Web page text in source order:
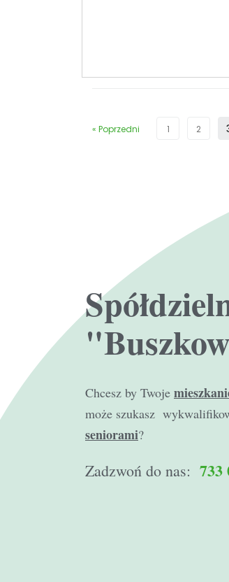
« Poprzedni 1 2
Chcesz by Twoje
może szukasz
seniorami?
Zadzwoń do nas: 733